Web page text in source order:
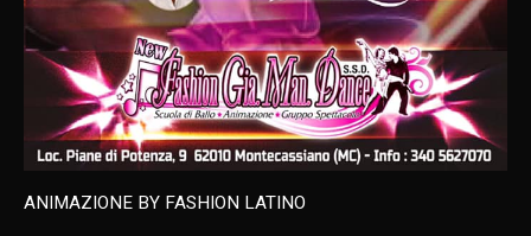
ANIMAZIONE BY FASHION LATINO